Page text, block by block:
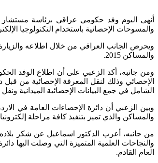
أنهى اليوم وفد حكومي عراقي برئاسة مستشار
والمسوحات الإحصائية باستخدام التكنولوجيا
ويحرص الجانب العراقي من خلال اطلاعه والزيارة
والمساكن 2015.
ومن جانبه، أكد الزعبي على أن اطلاع الوفد
الإحصائي وذلك لنقل المعرفة الإحصائية من قبل
الشامل في جمع البيانات الإحصائية الميدانية
وبين الزعبي أن دائرة الإحصاءات العامة في
والمساكن والذي تميز بتنفيذ كافة مراحلة
من جانبه، أعرب الدكتور اسماعيل عن شكر بلاده
والنجاحات العلمية المتميزة التي وصلت اليها
العام القادم.